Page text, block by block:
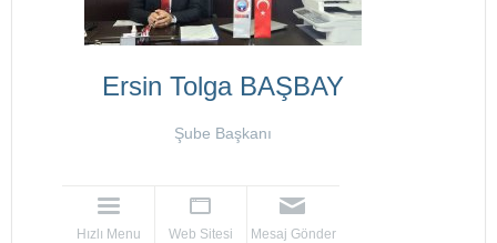
Ersin Tolga BAŞBAY
Şube Başkanı
Hızlı Menu Web Sitesi Mesaj Gönder